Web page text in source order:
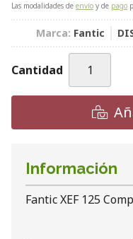
Las modalidades de envío y de pago
Marca: Fantic
Cantidad
Información
Fantic XEF 125